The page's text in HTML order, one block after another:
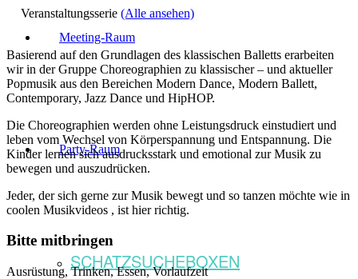
Meeting-Raum
Party-Raum
SCHATZSUCHEBOXEN
Veranstaltungsserie (Alle ansehen)
Basierend auf den Grundlagen des klassischen Balletts erarbeiten
wir in der Gruppe Choreographien zu klassischer – und aktueller
Popmusik aus den Bereichen Modern Dance, Modern Ballett,
Contemporary, Jazz Dance und HipHOP.
Die Choreographien werden ohne Leistungsdruck einstudiert und
leben vom Wechsel von Körperspannung und Entspannung. Die
Kinder lernen sich ausdrucksstark und emotional zur Musik zu
bewegen und auszudrücken.
Jeder, der sich gerne zur Musik bewegt und so tanzen möchte wie in
coolen Musikvideos , ist hier richtig.
Bitte mitbringen
Ausrüstung, Trinken, Essen, Vorlaufzeit